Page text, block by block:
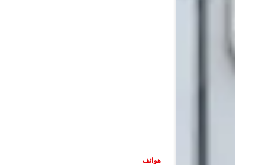
هواتف